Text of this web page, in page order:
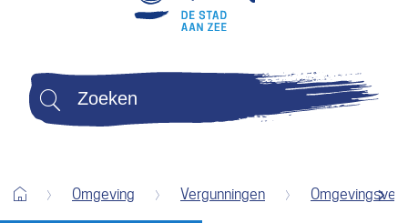
je?
Zoeken
StartpaginaOmgeving Vergunningen